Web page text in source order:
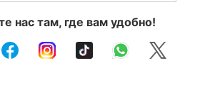
нас там, где вам удобно!